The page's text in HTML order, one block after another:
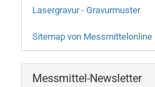
Lasergravur - Gravurmuster
Sitemap von
Messmittel-Newsletter